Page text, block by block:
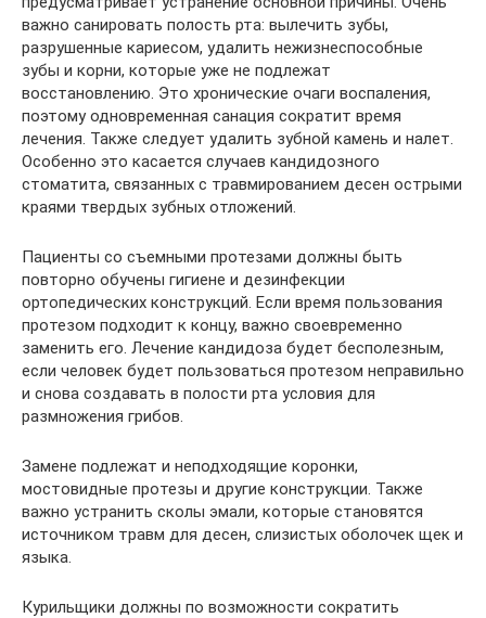
важно санировать полость рта: вылечить зубы,
разрушенные кариесом, удалить нежизнеспособные
зубы и корни, которые уже не подлежат
восстановлению. Это хронические очаги воспаления,
поэтому одновременная санация сократит время
лечения. Также следует удалить зубной камень и налет.
Особенно это касается случаев кандидозного
стоматита, связанных с травмированием десен острыми
краями твердых зубных отложений.
Пациенты со съемными протезами должны быть
повторно обучены гигиене и дезинфекции
ортопедических конструкций. Если время пользования
протезом подходит к концу, важно своевременно
заменить его. Лечение кандидоза будет бесполезным,
если человек будет пользоваться протезом неправильно
и снова создавать в полости рта условия для
размножения грибов.
Замене подлежат и неподходящие коронки,
мостовидные протезы и другие конструкции. Также
важно устранить сколы эмали, которые становятся
источником травм для десен, слизистых оболочек щек и
языка.
Курильщики должны по возможности сократить